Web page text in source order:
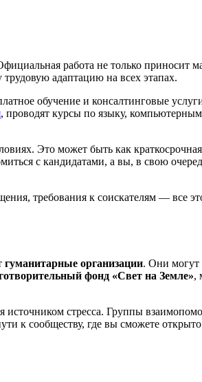
работа не только приносит
адаптацию на всех этапах.
обучение и консалтинговые
, проводят курсы по языку,
Это может быть как
с кандидатами, а вы, в свою
требования к соискателям — все
гуманитарные организации. Они могут
фонд «Свет на Земле»,
источником стресса. Группы
к сообществу, где вы сможете